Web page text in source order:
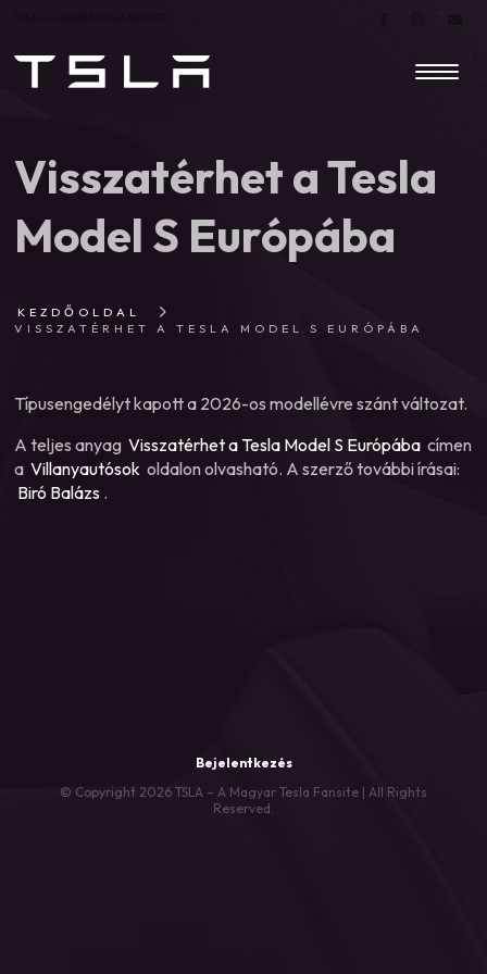
Visszatérhet a Tesla
Model S Európába
KEZDŐOLDAL
VISSZATÉRHET A TESLA MODEL S EURÓPÁBA
Típusengedélyt kapott a 2026-os modellévre szánt változat.
A teljes anyag Visszatérhet a Tesla Model S Európába címen
a Villanyautósok oldalon olvasható. A szerző további írásai:
Biró Balázs .
Bejelentkezés
© Copyright 2026 TSLA – A Magyar Tesla Fansite | All Rights
Reserved.